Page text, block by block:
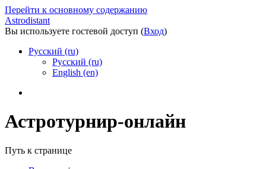
Перейти к основному содержанию
Astrodistant
Вы используете гостевой доступ (Вход)
Русский (ru)
Русский (ru)
English (en)
Астротурнир-онлайн
Путь к странице